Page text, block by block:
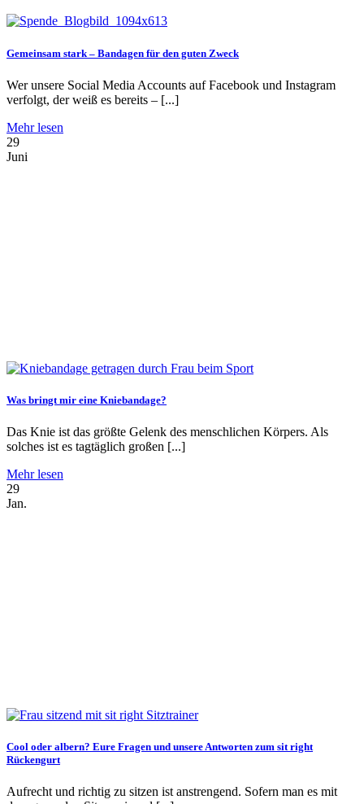
Gemeinsam stark – Bandagen für den guten Zweck
Wer unsere Social Media Accounts auf Facebook und Instagram
verfolgt, der weiß es bereits – [...]
Mehr lesen
29
Juni
Was bringt mir eine Kniebandage?
Das Knie ist das größte Gelenk des menschlichen Körpers. Als
solches ist es tagtäglich großen [...]
Mehr lesen
29
Jan.
Cool oder albern? Eure Fragen und unsere Antworten zum sit right
Rückengurt
Aufrecht und richtig zu sitzen ist anstrengend. Sofern man es mit